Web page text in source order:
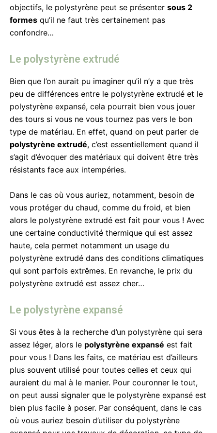
objectifs, le polystyrène peut se présenter sous 2
formes qu’il ne faut très certainement pas
confondre…
Le polystyrène extrudé
Bien que l’on aurait pu imaginer qu’il n’y a que très
peu de différences entre le polystyrène extrudé et le
polystyrène expansé, cela pourrait bien vous jouer
des tours si vous ne vous tournez pas vers le bon
type de matériau. En effet, quand on peut parler de
polystyrène extrudé, c’est essentiellement quand il
s’agit d’évoquer des matériaux qui doivent être très
résistants face aux intempéries.
Dans le cas où vous auriez, notamment, besoin de
vous protéger du chaud, comme du froid, et bien
alors le polystyrène extrudé est fait pour vous ! Avec
une certaine conductivité thermique qui est assez
haute, cela permet notamment un usage du
polystyrène extrudé dans des conditions climatiques
qui sont parfois extrêmes. En revanche, le prix du
polystyrène extrudé est assez cher…
Le polystyrène expansé
Si vous êtes à la recherche d’un polystyrène qui sera
assez léger, alors le polystyrène expansé est fait
pour vous ! Dans les faits, ce matériau est d’ailleurs
plus souvent utilisé pour toutes celles et ceux qui
auraient du mal à le manier. Pour couronner le tout,
on peut aussi signaler que le polystyrène expansé est
bien plus facile à poser. Par conséquent, dans le cas
où vous auriez besoin d’utiliser du polystyrène